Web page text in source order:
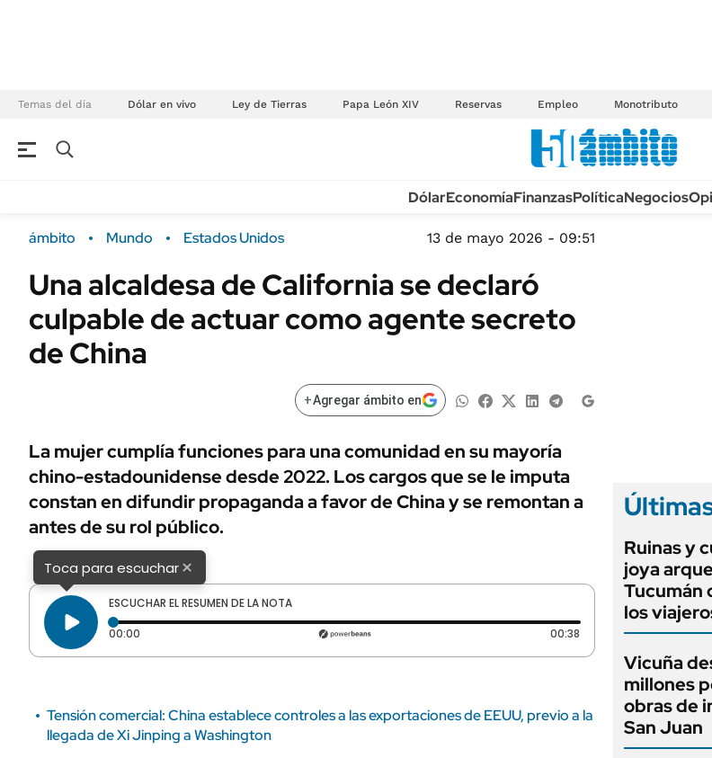
Temas del día Dólar en vivo Ley de Tierras Papa León XIV Reservas Empleo Monotributo
Campo
FINANZAS
Dólar
Sustentabilidad
URUGUAY
TECNOLOGÍA
MÉXICO
MUNDO
INFORMACIÓN GENERAL
AUTOS
DólarEconomíaFinanzasPolíticaNegocios
ámbito Mundo Estados Unidos 13 de mayo 2026 - 09:51
Una alcaldesa de California se declaró
culpable de actuar como agente secreto
de China
+Agregar ámbito en
La mujer cumplía funciones para una comunidad en su mayoría
chino-estadounidense desde 2022. Los cargos que se le imputa
constan en difundir propaganda a favor de China y se remontan a
antes de su rol público.
Toca para escuchar×
ESCUCHAR EL RESUMEN DE LA NOTA
00:00 Tiempo transcurrido: 0 segundos 00:38Duración: 38 segundos
Tensión comercial: China establece controles a las exportaciones de EEUU, previo a la
llegada de Xi Jinping a Washington
Ruinas y
joya
Tucumán
los
Vicuña
millones
obras de
San Juan